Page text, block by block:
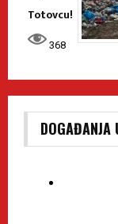
Totovcu!
368